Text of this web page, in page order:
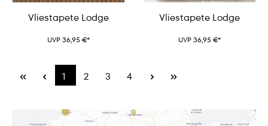
Vliestapete Lodge
UVP 36,95 €*
Vliestapete Lodge
UVP 36,95 €*
1 2 3 4